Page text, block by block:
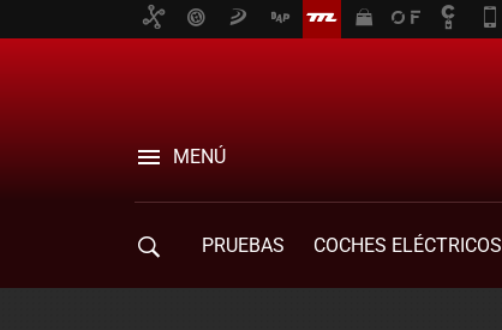
MENÚ
PRUEBAS COCHES ELÉCTRICOS